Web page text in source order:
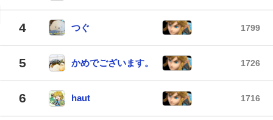
4 つぐ 1799
5 かめでございます。 1726
6 haut 1716